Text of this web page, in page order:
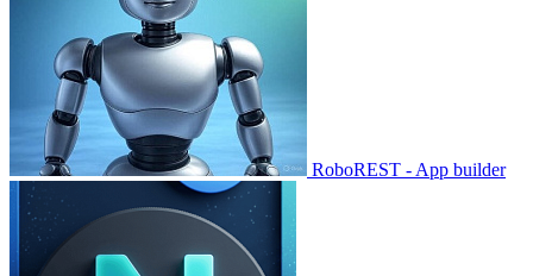
RoboREST - App builder